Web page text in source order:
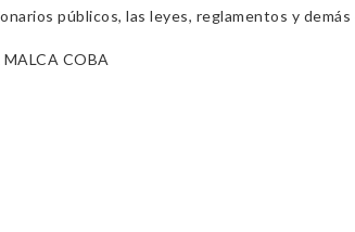
públicos, las leyes, reglamentos y
COBA